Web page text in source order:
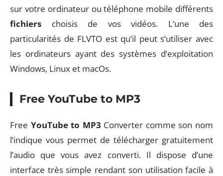
sur votre ordinateur ou téléphone mobile différents
fichiers choisis de vos vidéos. L’une des
particularités de FLVTO est qu’il peut s’utiliser avec
les ordinateurs ayant des systèmes d’exploitation
Windows, Linux et macOs.
Free YouTube to MP3
Free YouTube to MP3 Converter comme son nom
l’indique vous permet de télécharger gratuitement
l’audio que vous avez converti. Il dispose d’une
interface très simple rendant son utilisation facile à